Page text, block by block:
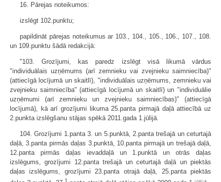
16. Pārejas noteikumos:
izslēgt 102.punktu;
papildināt pārejas noteikumus ar 103., 104., 105., 106., 107., 108.
un 109.punktu šādā redakcijā:
"103. Grozījumi, kas paredz izslēgt visā likumā vārdus
"individuālais uzņēmums (arī zemnieku vai zvejnieku saimniecība)"
(attiecīgā locījumā un skaitlī), "individuālais uzņēmums, zemnieku vai
zvejnieku saimniecība" (attiecīgā locījumā un skaitlī) un "individuālie
uzņēmumi (arī zemnieku un zvejnieku saimniecības)" (attiecīgā
locījumā), kā arī grozījumi likuma 25.panta pirmajā daļā attiecībā uz
2.punkta izslēgšanu stājas spēkā 2011.gada 1.jūlijā.
104. Grozījumi 1.panta 3. un 5.punktā, 2.panta trešajā un ceturtajā
daļā, 3.panta pirmās daļas 3.punktā, 10.panta pirmajā un trešajā daļā,
12.panta pirmās daļas ievaddaļā un 1.punktā un otrās daļas
izslēgums, grozījumi 12.panta trešajā un ceturtajā daļā un piektās
daļas izslēgums, grozījumi 23.panta otrajā daļā, 25.panta piektās
1